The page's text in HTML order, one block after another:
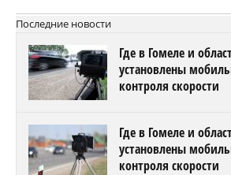
Последние новости
Где в Гомеле и
установлены
контроля скорости
Где в Гомеле и
установлены
контроля скорости